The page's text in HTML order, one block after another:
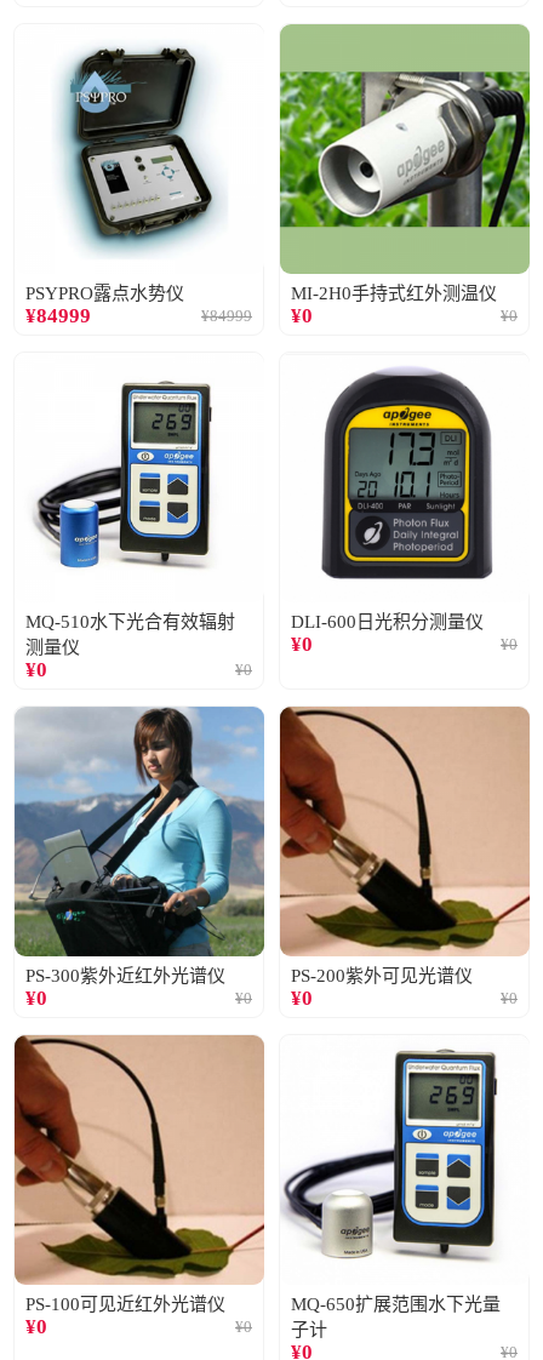
PSYPRO露点水势仪
¥84999 ¥84999
MI-2H0手持式红外测温仪
¥0 ¥0
MQ-510水下光合有效辐射
测量仪
¥0 ¥0
DLI-600日光积分测量仪
¥0 ¥0
PS-300紫外近红外光谱仪
¥0 ¥0
PS-200紫外可见光谱仪
¥0 ¥0
PS-100可见近红外光谱仪
¥0 ¥0
MQ-650扩展范围水下光量
子计
¥0 ¥0